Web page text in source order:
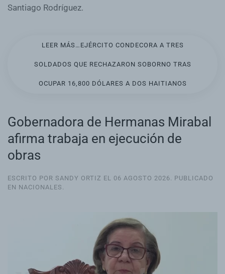
Santiago Rodríguez.
LEER MÁS…EJÉRCITO CONDECORA A TRES
SOLDADOS QUE RECHAZARON SOBORNO TRAS
OCUPAR 16,800 DÓLARES A DOS HAITIANOS
Gobernadora de Hermanas Mirabal
afirma trabaja en ejecución de
obras
ESCRITO POR SANDY ORTIZ EL 06 AGOSTO 2026. PUBLICADO
EN NACIONALES .